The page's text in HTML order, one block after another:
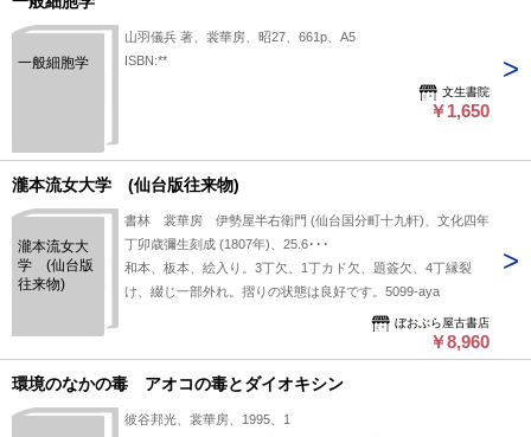
一般細胞学
山羽儀兵 著、裳華房、昭27、661p、A5
ISBN:**
文生書院
￥1,650
瀧本流女大学 (仙台版往来物)
瀧本流女大
学 (仙台版
往来物)
書林 裳華房 伊勢屋半右衛門 (仙台国分町十九軒)、文化四年
丁卯歳彌生刻成 (1807年)、25.6･･･
和本、板本、絵入り。3丁欠、1丁カド欠、題簽欠、4丁縁裂
け、綴じ一部外れ。摺りの状態は良好です。5099-aya
ぼおぶら屋古書店
￥8,960
環境のなかの毒 アオコの毒とダイオキシン
彼谷邦光、裳華房、1995、1